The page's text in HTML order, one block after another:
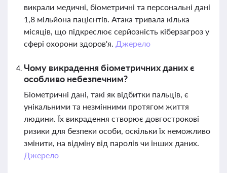
викрали медичні, біометричні та персональні дані
1,8 мільйона пацієнтів. Атака тривала кілька
місяців, що підкреслює серйозність кіберзагроз у
сфері охорони здоров'я. Джерело
Чому викрадення біометричних даних є
особливо небезпечним?
Біометричні дані, такі як відбитки пальців, є
унікальними та незмінними протягом життя
людини. Їх викрадення створює довгострокові
ризики для безпеки особи, оскільки їх неможливо
змінити, на відміну від паролів чи інших даних.
Джерело